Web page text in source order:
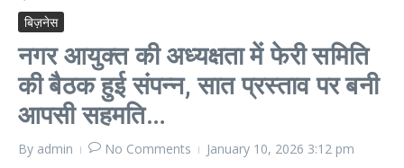
बिज़नेस
नगर आयुक्त की अध्यक्षता में फेरी समिति
की बैठक हुई संपन्न, सात प्रस्ताव पर बनी
आपसी सहमति…
By admin No Comments January 10, 2026 3:12 pm